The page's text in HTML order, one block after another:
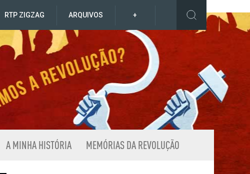
RTP ZIGZAG ARQUIVOS +
A MINHA HISTÓRIA MEMÓRIAS DA REVOLUÇÃO